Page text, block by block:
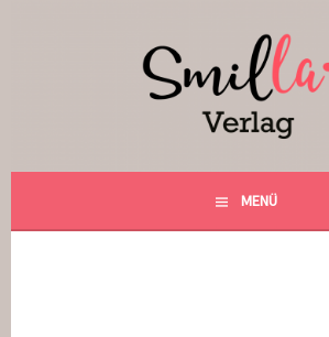
Smilla Verlag
24 Weihnachtsfantasien
MENÜ